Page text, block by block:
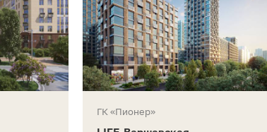
ГК «Пионер»